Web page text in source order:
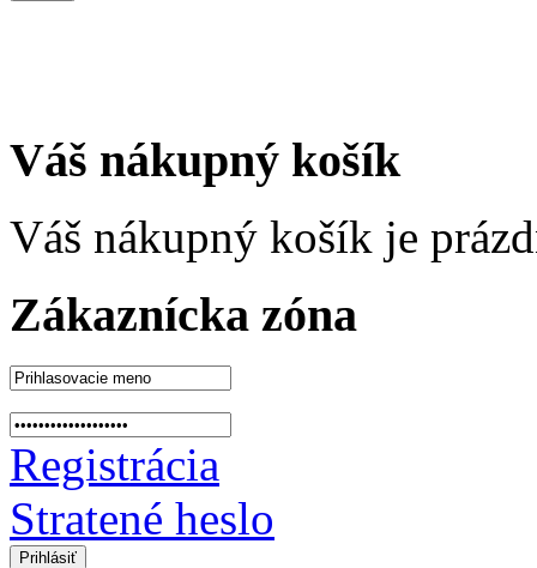
Váš nákupný košík
Váš nákupný košík je
Zákaznícka zóna
Registrácia
Stratené heslo